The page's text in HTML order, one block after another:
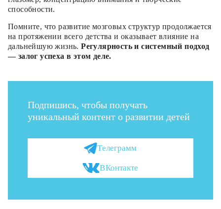
способности.
Помните, что развитие мозговых структур продолжается
на протяжении всего детства и оказывает влияние на
дальнейшую жизнь.Регулярность и системный подход
— залог успеха в этом деле.
Подпишись, чтобы получать
уникальный контент о развитии детей
Телеграмм
ВКонтакте